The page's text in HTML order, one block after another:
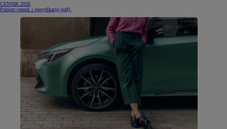
CENNIK 2026
Pobierz cennik i specyfikację (pdf)